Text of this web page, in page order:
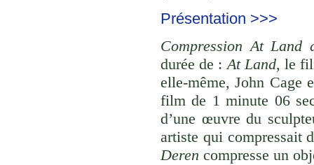
Présentation >>>
Compression At Land
durée de :At Land, le
elle-même, John Cage
film de 1 minute 06
d’une œuvre du
artiste qui compressait
Deren compresse un